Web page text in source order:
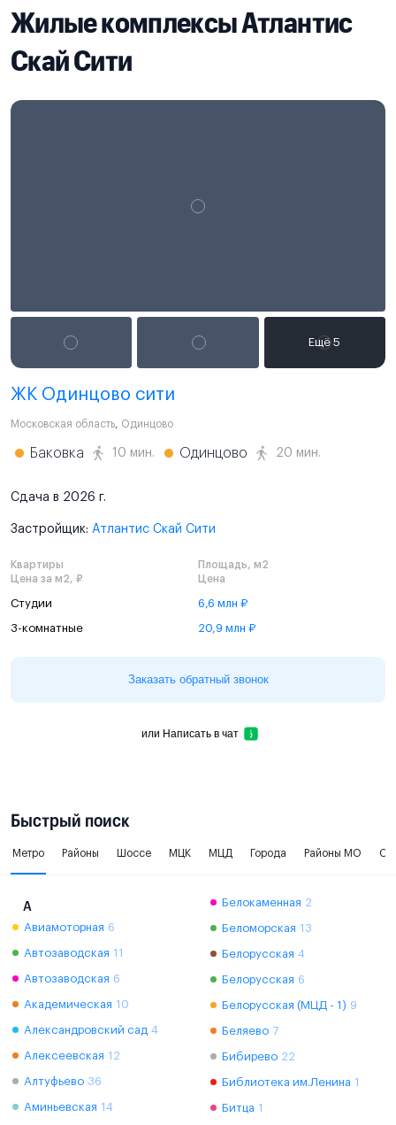
Жилые комплексы Атлантис
Скай Сити
ЖК Одинцово сити
Московская область, Одинцово
Баковка 10 мин. Одинцово 20 мин.
Сдача в 2026 г.
Застройщик: Атлантис Скай Сити
Квартиры
Площадь, м2
Цена за м2, ₽
Цена
Студии 6,6 млн ₽
3-комнатные 20,9 млн ₽
Заказать обратный звонок
или Написать в чат
Быстрый поиск
Метро Районы Шоссе МЦК МЦД Города Районы МО
А
Авиамоторная 6
Автозаводская 11
Автозаводская 6
Академическая 10
Александровский сад 4
Алексеевская 12
Алтуфьево 36
Аминьевская 14
Белокаменная 2
Беломорская 13
Белорусская 4
Белорусская 6
Белорусская (МЦД - 1) 9
Беляево 7
Бибирево 22
Библиотека им.Ленина 1
Битца 1